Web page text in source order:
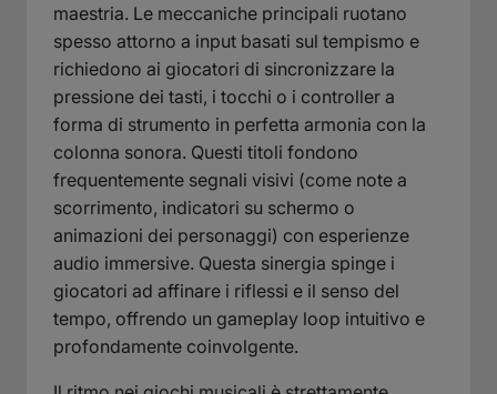
maestria. Le meccaniche principali ruotano
spesso attorno a input basati sul tempismo e
richiedono ai giocatori di sincronizzare la
pressione dei tasti, i tocchi o i controller a
forma di strumento in perfetta armonia con la
colonna sonora. Questi titoli fondono
frequentemente segnali visivi (come note a
scorrimento, indicatori su schermo o
animazioni dei personaggi) con esperienze
audio immersive. Questa sinergia spinge i
giocatori ad affinare i riflessi e il senso del
tempo, offrendo un gameplay loop intuitivo e
profondamente coinvolgente.